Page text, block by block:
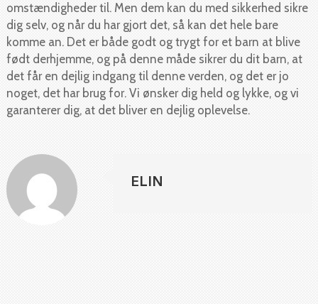
omstændigheder til. Men dem kan du med sikkerhed sikre
dig selv, og når du har gjort det, så kan det hele bare
komme an. Det er både godt og trygt for et barn at blive
født derhjemme, og på denne måde sikrer du dit barn, at
det får en dejlig indgang til denne verden, og det er jo
noget, det har brug for. Vi ønsker dig held og lykke, og vi
garanterer dig, at det bliver en dejlig oplevelse.
ELIN